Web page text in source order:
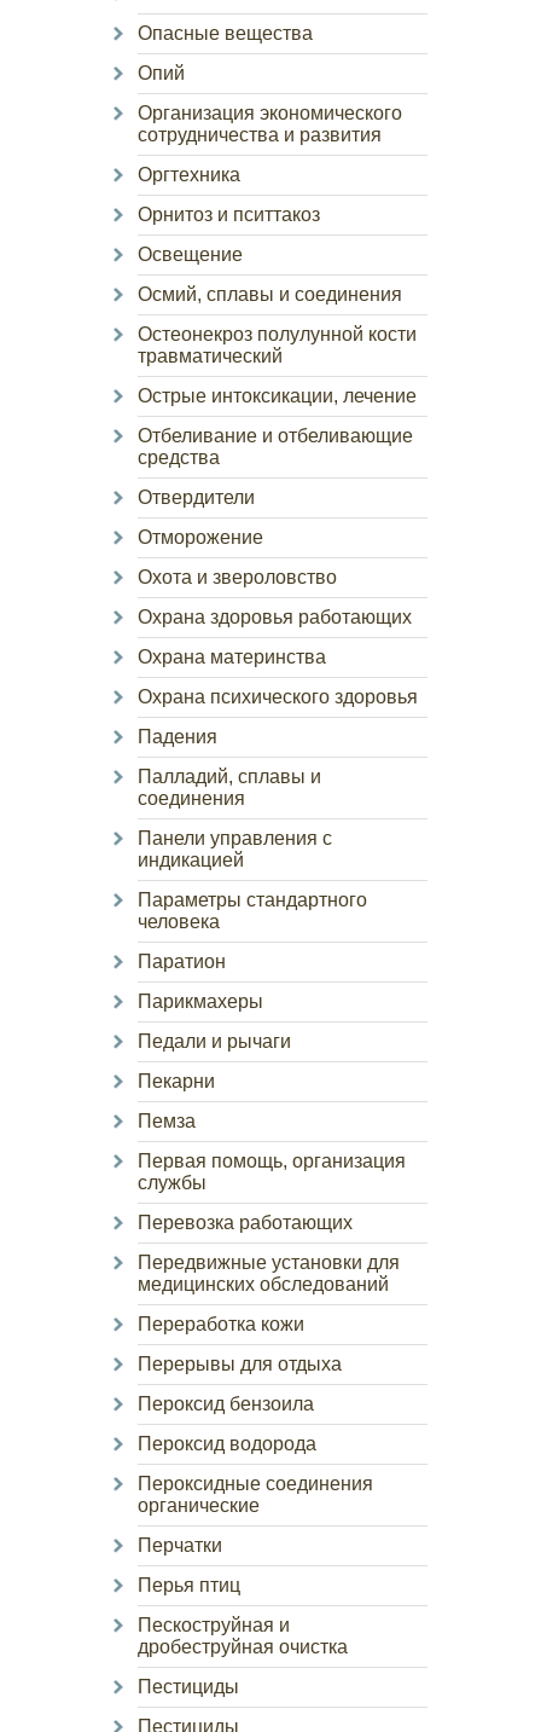
Опасные вещества
Опий
Организация экономического
сотрудничества и развития
Оргтехника
Орнитоз и пситтакоз
Освещение
Осмий, сплавы и соединения
Остеонекроз полулунной кости
травматический
Острые интоксикации, лечение
Отбеливание и отбеливающие
средства
Отвердители
Отморожение
Охота и звероловство
Охрана здоровья работающих
Охрана материнства
Охрана психического здоровья
Падения
Палладий, сплавы и
соединения
Панели управления с
индикацией
Параметры стандартного
человека
Паратион
Парикмахеры
Педали и рычаги
Пекарни
Пемза
Первая помощь, организация
службы
Перевозка работающих
Передвижные установки для
медицинских обследований
Переработка кожи
Перерывы для отдыха
Пероксид бензоила
Пероксид водорода
Пероксидные соединения
органические
Перчатки
Перья птиц
Пескоструйная и
дробеструйная очистка
Пестициды
Пестициды